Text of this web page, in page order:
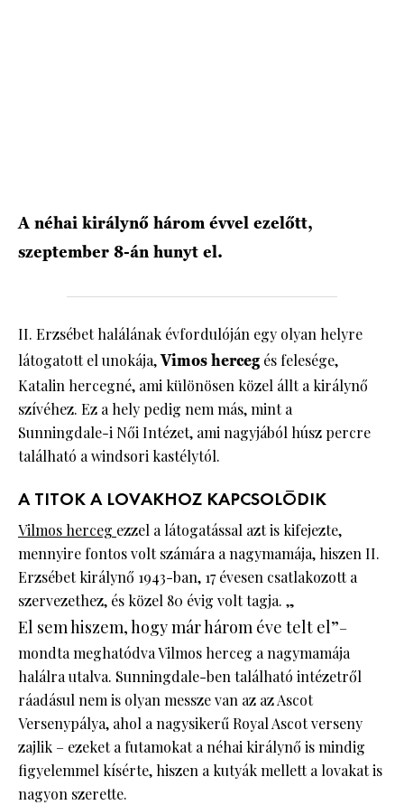
A néhai királynő három évvel ezelőtt,
szeptember 8-án hunyt el.
II. Erzsébet halálának évfordulóján egy olyan helyre
látogatott el unokája,Vimos herceg és felesége,
Katalin hercegné, ami különösen közel állt a királynő
szívéhez. Ez a hely pedig nem más, mint a
Sunningdale-i Női Intézet, ami nagyjából húsz percre
található a windsori kastélytól.
A TITOK A LOVAKHOZ KAPCSOLÓDIK
Vilmos herceg ezzel a látogatással azt is kifejezte,
mennyire fontos volt számára a nagymamája, hiszen II.
Erzsébet királynő 1943-ban, 17 évesen csatlakozott a
szervezethez, és közel 80 évig volt tagja. „
El sem hiszem, hogy már három éve telt el”–
mondta meghatódva Vilmos herceg a nagymamája
halálra utalva. Sunningdale-ben található intézetről
ráadásul nem is olyan messze van az az Ascot
Versenypálya, ahol a nagysikerű Royal Ascot verseny
zajlik – ezeket a futamokat a néhai királynő is mindig
figyelemmel kísérte, hiszen a kutyák mellett a lovakat is
nagyon szerette.